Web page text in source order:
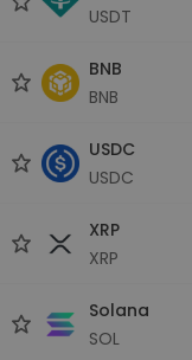
USDT
BNB
BNB
USDC
USDC
XRP
XRP
Solana
SOL